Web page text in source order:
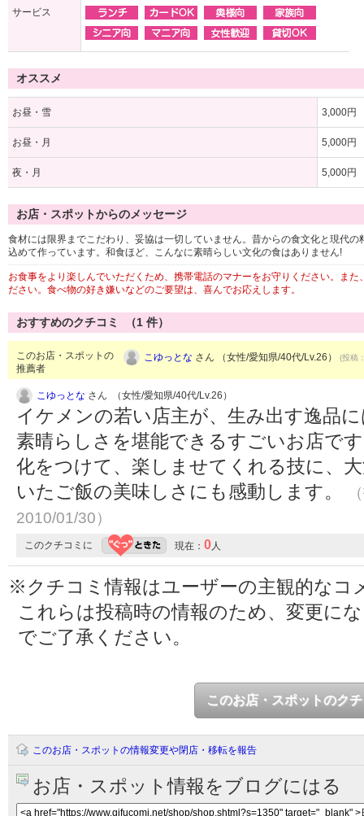
サービス
オススメ
お昼・雪 3,000円
お昼・月 5,000円
夜・月 5,000円
お店・スポットからのメッセージ
食材には限界までこだわり、妥協は一切していません。昔からの食文化と現代
込めて作っています。和食ほど、こんなに素晴らしい文化の食はありません!
お食事をより楽しんでいただくため、携帯電話のマナーをお守りください。ま
ださい。食べ物の好き嫌いなどのご要望は、喜んでお応えします。
おすすめのクチコミ （1 件）
このお店・スポットの
推薦者
こゆっとな さん （女性/愛知県/40代/Lv.26） (投稿
こゆっとな さん （女性/愛知県/40代/Lv.26）
イケメンの若い店主が、生み出す逸品
素晴らしさを堪能できるすごいお店で
化をつけて、楽しませてくれる技に、
いたご飯の美味しさにも感動します。
2010/01/30）
このクチコミに 現在： 0人
※クチコミ情報はユーザーの主観的なコ
これらは投稿時の情報のため、変更に
でご了承ください。
このお店・スポットのク
このお店・スポットの情報変更や閉店・移転を報告
お店・スポット情報をブログにはる